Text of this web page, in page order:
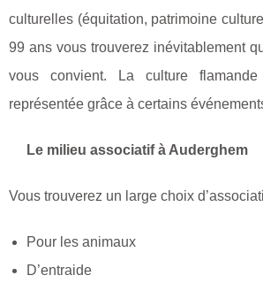
culturelles (équitation, patrimoine
99 ans vous trouverez inévitablement
vous convient. La culture
représentée grâce à certains
Le milieu associatif à Auderghem
Vous trouverez un large choix
Pour les animaux
D’entraide